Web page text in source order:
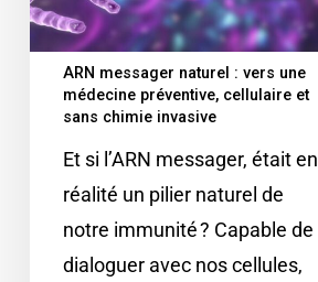
ARN messager naturel : vers une
médecine préventive, cellulaire et
sans chimie invasive
Et si l’ARN messager, était en
réalité un pilier naturel de
notre immunité ? Capable de
dialoguer avec nos cellules,